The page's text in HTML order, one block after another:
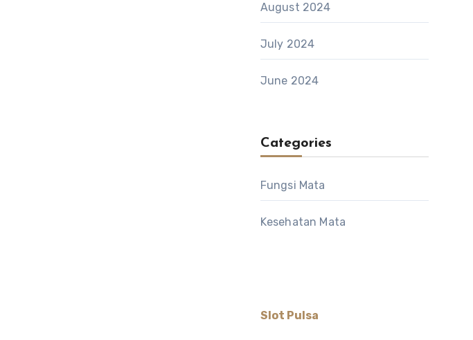
August 2024
July 2024
June 2024
Categories
Fungsi Mata
Kesehatan Mata
Slot Pulsa